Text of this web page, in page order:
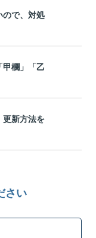
ので、対処
甲欄」「乙
更新方法を
さい